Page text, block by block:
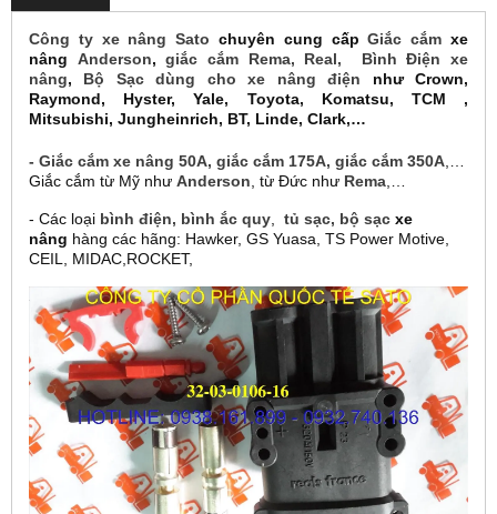
Công ty xe nâng Sato chuyên cung cấpGiắc cắm xe
nâng Anderson,giắc cắm Rema, Real, Bình Điện xe
nâng, Bộ Sạc dùng cho xe nâng điện như Crown,
Raymond, Hyster, Yale, Toyota, Komatsu, TCM ,
Mitsubishi, Jungheinrich, BT, Linde, Clark,…
- Giắc cắm xe nâng 50A, giắc cắm 175A, giắc cắm 350A,…
Giắc cắm từ Mỹ như Anderson, từ Đức như Rema,…
- Các loại bình điện, bình ắc quy, tủ sạc, bộ sạc xe
nâng hàng các hãng: Hawker, GS Yuasa, TS Power Motive,
CEIL, MIDAC,ROCKET,